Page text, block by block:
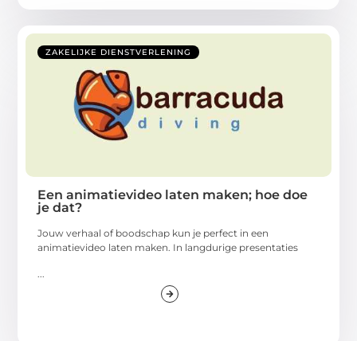
ZAKELIJKE DIENSTVERLENING
Een animatievideo laten maken; hoe doe
je dat?
Jouw verhaal of boodschap kun je perfect in een
animatievideo laten maken. In langdurige presentaties